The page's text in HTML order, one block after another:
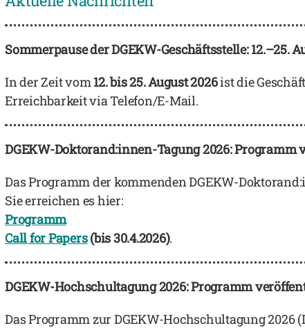
Sommerpause der DGEKW-Geschäftsstelle: 12.–25.
In der Zeit vom12. bis 25. August 2026ist die
Erreichbarkeit via Telefon/E-Mail.
DGEKW-Doktorand:innen-Tagung 2026: Programm
Das Programm der kommenden DGEKW-
Sie erreichen es hier:
Programm
Call for Papers(bis 30.4.2026).
DGEKW-Hochschultagung 2026: Programm
Das Programm zur DGEKW-Hochschultagung 2026